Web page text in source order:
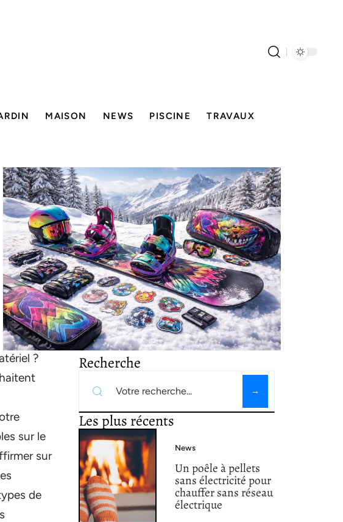
MAISON NEWS PISCINE TRAVAUX
?
sur le
sur
de
Recherche
Les plus récents
News
Un poêle à pellets
sans électricité pour
chauffer sans réseau
électrique